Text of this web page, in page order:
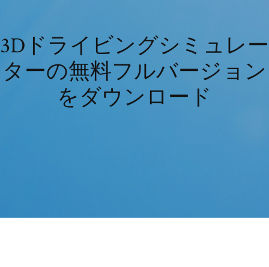
3Dドライビングシミュレー
ターの無料フルバージョン
をダウンロード